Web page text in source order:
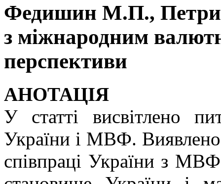
Федишин М.П.,
з міжнародним
перспективи
АНОТАЦІЯ
У статті висвітлено
України і МВФ. Виявлено
співпраці України з